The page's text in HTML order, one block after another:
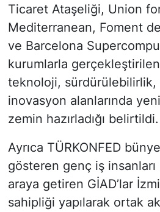
Ticaret Ataşeliği, Union
Mediterranean, Foment
ve Barcelona
kurumlarla gerçekleştirilen
teknoloji, sürdürülebilirlik,
inovasyon alanlarında
zemin hazırladığı belirtildi.
Ayrıca TÜRKONFED
gösteren genç iş
araya getiren GİAD’lar
sahipliği yapılarak ortak